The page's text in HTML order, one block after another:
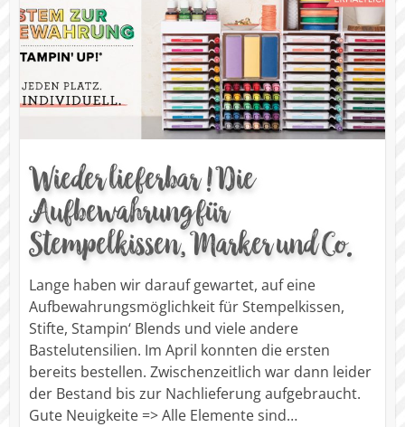
Wieder lieferbar ! Die
Aufbewahrung für
Stempelkissen, Marker und Co.
Lange haben wir darauf gewartet, auf eine
Aufbewahrungsmöglichkeit für Stempelkissen,
Stifte, Stampin‘ Blends und viele andere
Bastelutensilien. Im April konnten die ersten
bereits bestellen. Zwischenzeitlich war dann leider
der Bestand bis zur Nachlieferung aufgebraucht.
Gute Neuigkeite => Alle Elemente sind…